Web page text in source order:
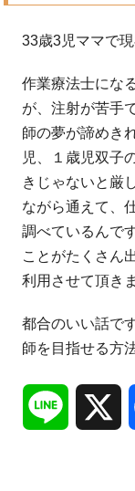
33歳3児ママで
作業療法士にな
が、注射が苦手
師の夢が諦めき
児、１歳児双子
きじゃないと厳
ながら通 えて、
調べているんで
ことがたくさん
利用させて頂き
都合のいい話で
師を目指せる方
Line